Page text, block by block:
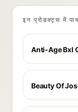
इन प्रोडक्ट्स में
Anti-Age Bxl
Beauty Of